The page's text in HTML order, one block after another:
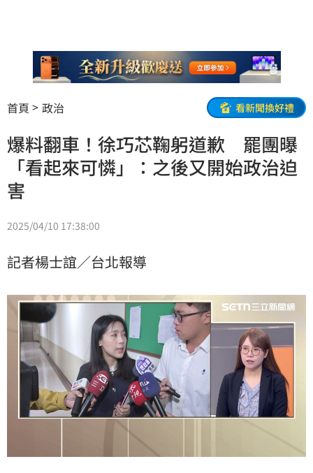
首頁 政治 看新聞換好禮
爆料翻車！徐巧芯鞠躬道歉 罷團曝
「看起來可憐」：之後又開始政治迫
害
2025/04/10 17:38:00
記者楊士誼／台北報導